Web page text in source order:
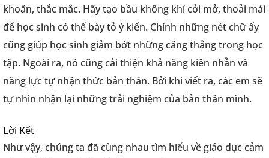
khoăn, thắc mắc. Hãy tạo bầu không khí cởi mở, thoải mái
để học sinh có thể bày tỏ ý kiến. Chính những nét chữ ấy
cũng giúp học sinh giảm bớt những căng thẳng trong học
tập. Ngoài ra, nó cũng cải thiện khả năng kiên nhẫn và
năng lực tự nhận thức bản thân. Bởi khi viết ra, các em sẽ
tự nhìn nhận lại những trải nghiệm của bản thân mình.
Lời Kết
Như vậy, chúng ta đã cùng nhau tìm hiểu về giáo dục cảm